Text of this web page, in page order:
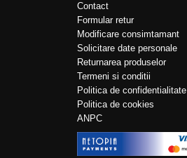
Contact
Formular retur
Modificare consimtamant
Solicitare date personale
Returnarea produselor
Termeni si conditii
Politica de confidentialitate
Politica de cookies
ANPC